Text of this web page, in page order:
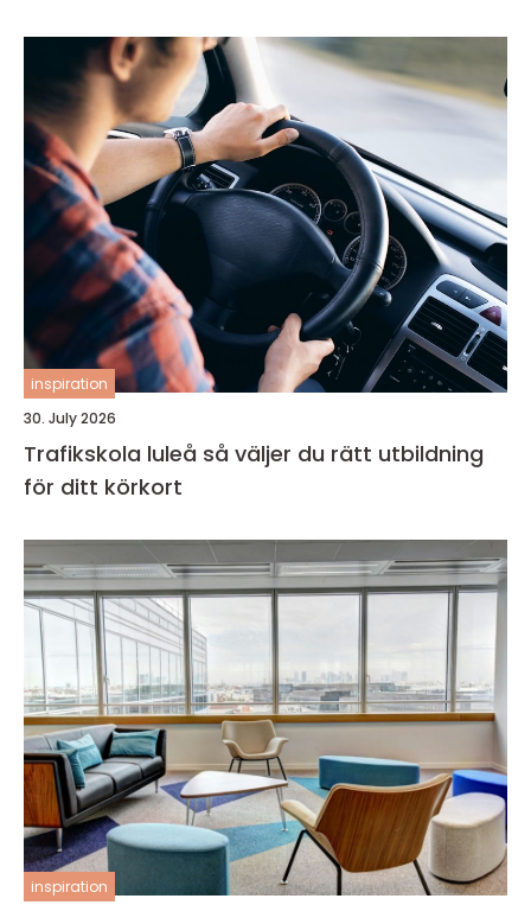
inspiration
30. July 2026
Trafikskola luleå så väljer du rätt utbildning
för ditt körkort
inspiration